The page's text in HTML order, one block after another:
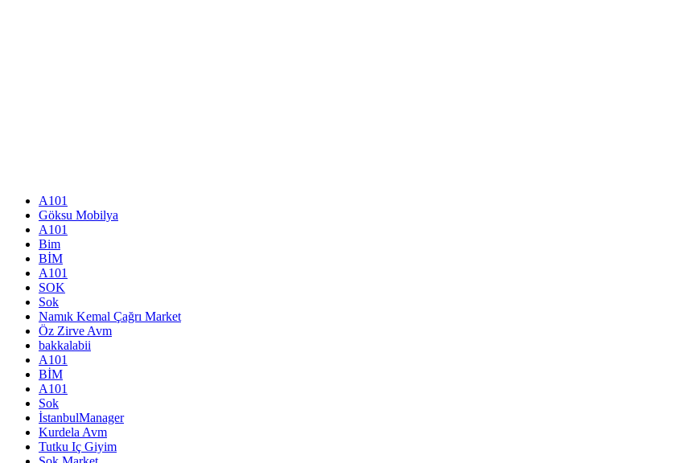
A101
Göksu Mobilya
A101
Bim
BİM
A101
SOK
Sok
Namık Kemal Çağrı Market
Öz Zirve Avm
bakkalabii
A101
BİM
A101
Sok
İstanbulManager
Kurdela Avm
Tutku Iç Giyim